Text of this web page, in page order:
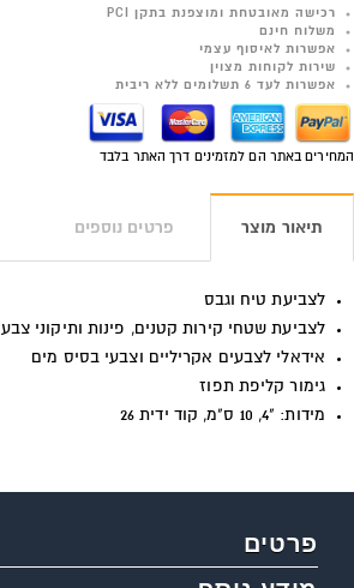
רכישה מאובטחת ומוצפנת בתקן PCI
משלוח חינם
אפשרות לאיסוף עצמי
שירות לקוחות מצוין
אפשרות לעד 6 תשלומים ללא ריבית
המחירים באתר הם למזמינים דרך האתר בלבד
תיאור מוצר פרטים נוספים
לצביעת טיח וגבס
לצביעת שטחי קירות קטנים, פינות ותיקוני צבע
אידאלי לצבעים אקריליים וצבעי בסיס מים
גימור קליפת תפוז
מידות: "4, 10 ס"מ, קוד ידית 26
פרטים